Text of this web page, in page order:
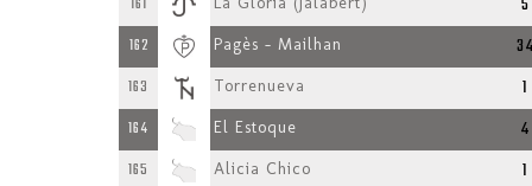
161
162 Pagès - Mailhan
163 Torrenueva 1
164 El Estoque 4
165 Alicia Chico 1